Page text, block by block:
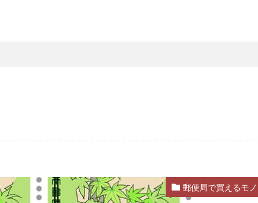
郵便局で買えるモノ